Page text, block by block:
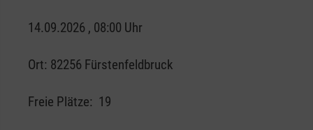
14.09.2026 , 08:00 Uhr
Ort: 82256 Fürstenfeldbruck
Freie Plätze: 19